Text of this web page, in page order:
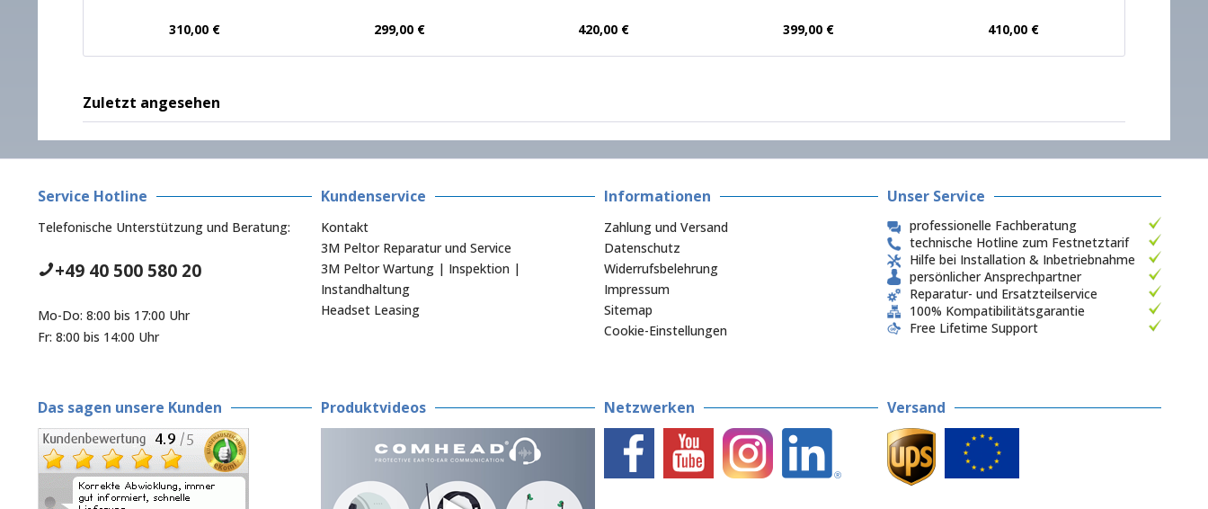
310,00 € 299,00 € 420,00 € 399,00 € 410,00 €
Zuletzt angesehen
Service Hotline
Telefonische Unterstützung und Beratung:
+49 40 500 580 20
Mo-Do: 8:00 bis 17:00 Uhr
Fr: 8:00 bis 14:00 Uhr
Kundenservice
Kontakt
3M Peltor Reparatur und Service
3M Peltor Wartung | Inspektion |
Instandhaltung
Headset Leasing
Informationen
Zahlung und Versand
Datenschutz
Widerrufsbelehrung
Impressum
Sitemap
Cookie-Einstellungen
Unser Service
professionelle Fachberatung
technische Hotline zum Festnetztarif
Hilfe bei Installation & Inbetriebnahme
persönlicher Ansprechpartner
Reparatur- und Ersatzteilservice
100% Kompatibilitätsgarantie
Free Lifetime Support
Das sagen unsere Kunden Produktvideos Netzwerken Versand